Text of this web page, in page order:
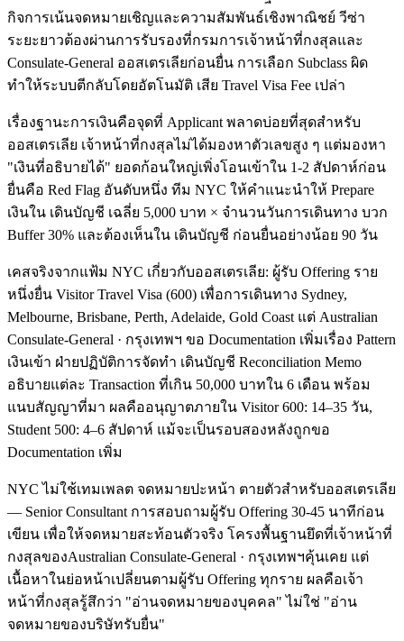
กิจการเน้นจดหมายเชิญและความสัมพันธ์เชิงพาณิชย์ วีซ่า
ระยะยาวต้องผ่านการรับรองที่กรมการเจ้าหน้าที่กงสุลและ
Consulate-General ออสเตรเลียก่อนยื่น การเลือก Subclass ผิด
ทำให้ระบบตีกลับโดยอัตโนมัติ เสีย Travel Visa Fee เปล่า
เรื่องฐานะการเงินคือจุดที่ Applicant พลาดบ่อยที่สุดสำหรับ
ออสเตรเลีย เจ้าหน้าที่กงสุลไม่ได้มองหาตัวเลขสูง ๆ แต่มองหา
"เงินที่อธิบายได้" ยอดก้อนใหญ่เพิ่งโอนเข้าใน 1-2 สัปดาห์ก่อน
ยื่นคือ Red Flag อันดับหนึ่ง ทีม NYC ให้คำแนะนำให้ Prepare
เงินใน เดินบัญชี เฉลี่ย 5,000 บาท × จำนวนวันการเดินทาง บวก
Buffer 30% และต้องเห็นใน เดินบัญชี ก่อนยื่นอย่างน้อย 90 วัน
เคสจริงจากแฟ้ม NYC เกี่ยวกับออสเตรเลีย: ผู้รับ Offering ราย
หนึ่งยื่น Visitor Travel Visa (600) เพื่อการเดินทาง Sydney,
Melbourne, Brisbane, Perth, Adelaide, Gold Coast แต่ Australian
Consulate-General · กรุงเทพฯ ขอ Documentation เพิ่มเรื่อง Pattern
เงินเข้า ฝ่ายปฏิบัติการจัดทำ เดินบัญชี Reconciliation Memo
อธิบายแต่ละ Transaction ที่เกิน 50,000 บาทใน 6 เดือน พร้อม
แนบสัญญาที่มา ผลคืออนุญาตภายใน Visitor 600: 14–35 วัน,
Student 500: 4–6 สัปดาห์ แม้จะเป็นรอบสองหลังถูกขอ
Documentation เพิ่ม
NYC ไม่ใช้เทมเพลต จดหมายปะหน้า ตายตัวสำหรับออสเตรเลีย
— Senior Consultant การสอบถามผู้รับ Offering 30-45 นาทีก่อน
เขียน เพื่อให้จดหมายสะท้อนตัวจริง โครงพื้นฐานยึดที่เจ้าหน้าที่
กงสุลของAustralian Consulate-General · กรุงเทพฯคุ้นเคย แต่
เนื้อหาในย่อหน้าเปลี่ยนตามผู้รับ Offering ทุกราย ผลคือเจ้า
หน้าที่กงสุลรู้สึกว่า "อ่านจดหมายของบุคคล" ไม่ใช่ "อ่าน
จดหมายของบริษัทรับยื่น"